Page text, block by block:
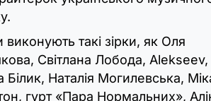
виконують такі зірки, як Оля
Світлана Лобода, Alekseev,
Білик, Наталія Могилевська,
гурт «Пара Нормальних»,